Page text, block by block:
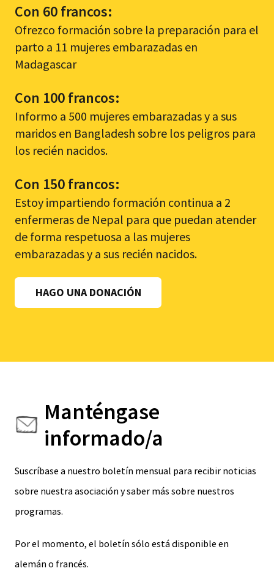
Con 60 francos:
Ofrezco formación sobre la preparación para el
parto a 11 mujeres embarazadas en
Madagascar
Con 100 francos:
Informo a 500 mujeres embarazadas y a sus
maridos en Bangladesh sobre los peligros para
los recién nacidos.
Con 150 francos:
Estoy impartiendo formación continua a 2
enfermeras de Nepal para que puedan atender
de forma respetuosa a las mujeres
embarazadas y a sus recién nacidos.
HAGO UNA DONACIÓN
Manténgase
informado/a
Suscríbase a nuestro boletín mensual para recibir noticias
sobre nuestra asociación y saber más sobre nuestros
programas.
Por el momento, el boletín sólo está disponible en
alemán o francés.